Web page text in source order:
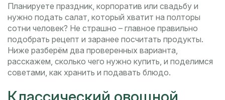
Планируете праздник, корпоратив или свадьбу и
нужно подать салат, который хватит на полторы
сотни человек? Не страшно – главное правильно
подобрать рецепт и заранее посчитать продукты.
Ниже разберём два проверенных варианта,
расскажем, сколько чего нужно купить, и поделимся
советами, как хранить и подавать блюдо.